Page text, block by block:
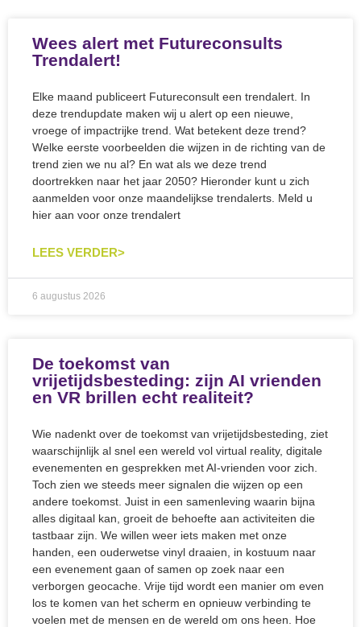
Wees alert met Futureconsults
Trendalert!
Elke maand publiceert Futureconsult een trendalert. In
deze trendupdate maken wij u alert op een nieuwe,
vroege of impactrijke trend. Wat betekent deze trend?
Welke eerste voorbeelden die wijzen in de richting van de
trend zien we nu al? En wat als we deze trend
doortrekken naar het jaar 2050? Hieronder kunt u zich
aanmelden voor onze maandelijkse trendalerts. Meld u
hier aan voor onze trendalert
LEES VERDER>
6 augustus 2026
De toekomst van
vrijetijdsbesteding: zijn AI vrienden
en VR brillen echt realiteit?
Wie nadenkt over de toekomst van vrijetijdsbesteding, ziet
waarschijnlijk al snel een wereld vol virtual reality, digitale
evenementen en gesprekken met AI-vrienden voor zich.
Toch zien we steeds meer signalen die wijzen op een
andere toekomst. Juist in een samenleving waarin bijna
alles digitaal kan, groeit de behoefte aan activiteiten die
tastbaar zijn. We willen weer iets maken met onze
handen, een ouderwetse vinyl draaien, in kostuum naar
een evenement gaan of samen op zoek naar een
verborgen geocache. Vrije tijd wordt een manier om even
los te komen van het scherm en opnieuw verbinding te
voelen met de mensen en de wereld om ons heen. Hoe